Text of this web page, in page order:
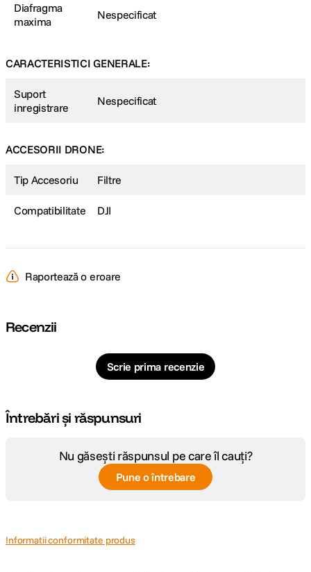
Diafragma
maxima
Nespecificat
CARACTERISTICI GENERALE:
Suport
inregistrare
Nespecificat
ACCESORII DRONE:
Tip Accesoriu Filtre
Compatibilitate DJI
Raportează o eroare
Recenzii
Scrie prima recenzie
Întrebări și răspunsuri
Nu găsești răspunsul pe care îl cauți?
Pune o întrebare
Informatii conformitate produs